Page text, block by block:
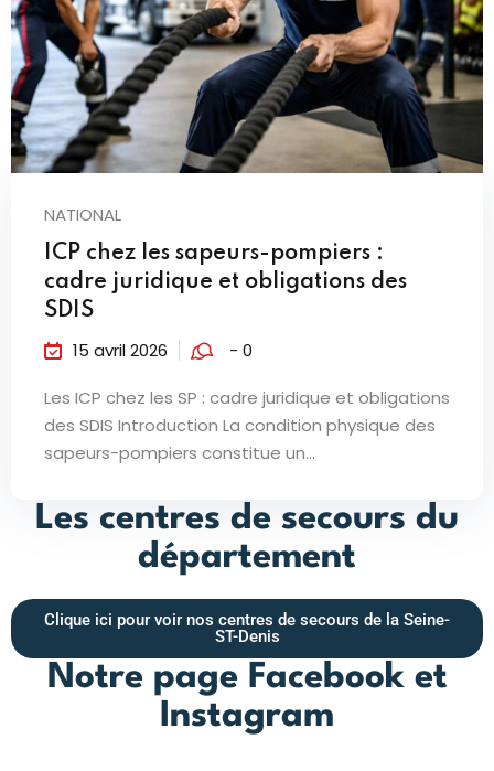
NATIONAL
ICP chez les sapeurs-pompiers :
cadre juridique et obligations des
SDIS
15 avril 2026 - 0
Les ICP chez les SP : cadre juridique et obligations
des SDIS Introduction La condition physique des
sapeurs-pompiers constitue un...
Les centres de secours du
département
Clique ici pour voir nos centres de secours de la Seine-
ST-Denis
Notre page Facebook et
Instagram